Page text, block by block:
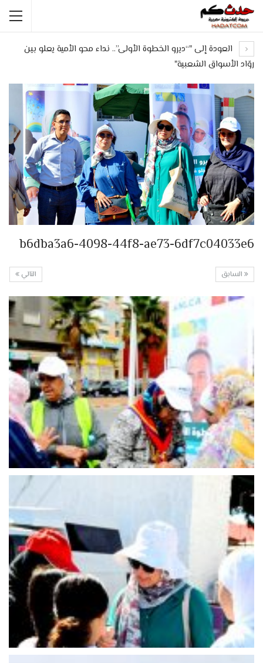
العودة إلى "“ديرو الخطوة الأولى”.. نداء محو الأمية يعلو بين
روّاد الأسواق الشعبية"
b6dba3a6-4098-44f8-ae73-6df7c04033e6
التالي السابق